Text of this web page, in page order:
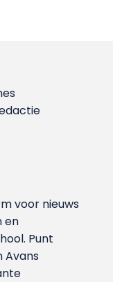
voor nieuws
en
Punt
Avans